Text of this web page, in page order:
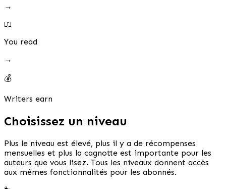
→
📖
You read
→
💰
Writers earn
Choisissez un niveau
Plus le niveau est élevé, plus il y a de récompenses
mensuelles et plus la cagnotte est importante pour les
auteurs que vous lisez. Tous les niveaux donnent accès
aux mêmes fonctionnalités pour les abonnés.